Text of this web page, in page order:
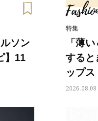
ソン
】11
特集
「薄
すると
ップス
2026.08.08